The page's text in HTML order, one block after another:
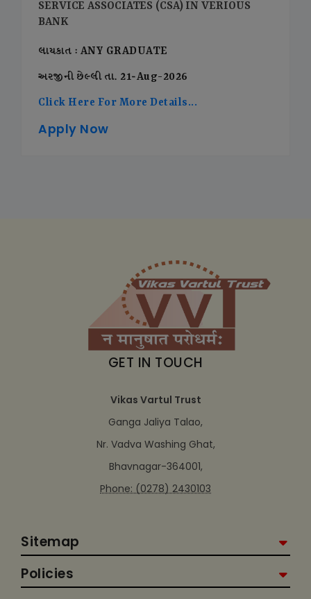
SERVICE ASSOCIATES (CSA) IN VERIOUS
BANK
લાયકાત : ANY GRADUATE
અરજીની છેલ્લી તા. 21-Aug-2026
Click Here For More Details...
Apply Now
GET IN TOUCH
Vikas Vartul Trust
Ganga Jaliya Talao,
Nr. Vadva Washing Ghat,
Bhavnagar-364001,
Phone: (0278) 2430103
Sitemap
Policies